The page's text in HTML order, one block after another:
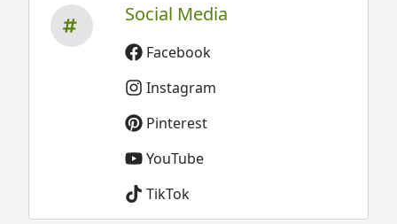
Social Media
Facebook
Instagram
Pinterest
YouTube
TikTok